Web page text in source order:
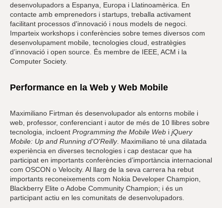
desenvolupadors a Espanya, Europa i Llatinoamèrica. En
contacte amb emprenedors i startups, treballa activament
facilitant processos d'innovació i nous models de negoci.
Imparteix workshops i conferències sobre temes diversos com
desenvolupament mobile, tecnologies cloud, estratègies
d’innovació i open source. És membre de IEEE, ACM i la
Computer Society.
Performance en la Web y Web Mobile
Maximiliano Firtman és desenvolupador als entorns mobile i
web, professor, conferenciant i autor de més de 10 llibres sobre
tecnologia, incloent Programming the Mobile Web i jQuery
Mobile: Up and Running d'O'Reilly. Maximiliano té una dilatada
experiència en diverses tecnologies i cap destacar que ha
participat en importants conferències d’importància internacional
com OSCON o Velocity. Al llarg de la seva carrera ha rebut
importants reconeixements com Nokia Developer Champion,
Blackberry Elite o Adobe Community Champion; i és un
participant actiu en les comunitats de desenvolupadors.